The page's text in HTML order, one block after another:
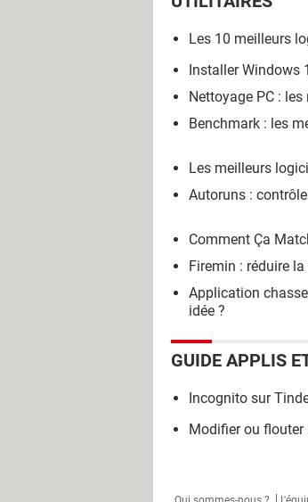
Les 10 meilleurs
Installer Windows
Nettoyage PC :
Benchmark : les
Les meilleurs
Autoruns :
Comment Ça
Firemin : réduire
Application
idée ?
GUIDE APPLIS
Incognito sur
Modifier ou flouter